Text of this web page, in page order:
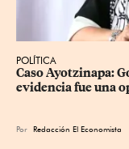
POLÍTICA
Caso Ayotzinapa:
evidencia fue una
Por Redacción El Economista